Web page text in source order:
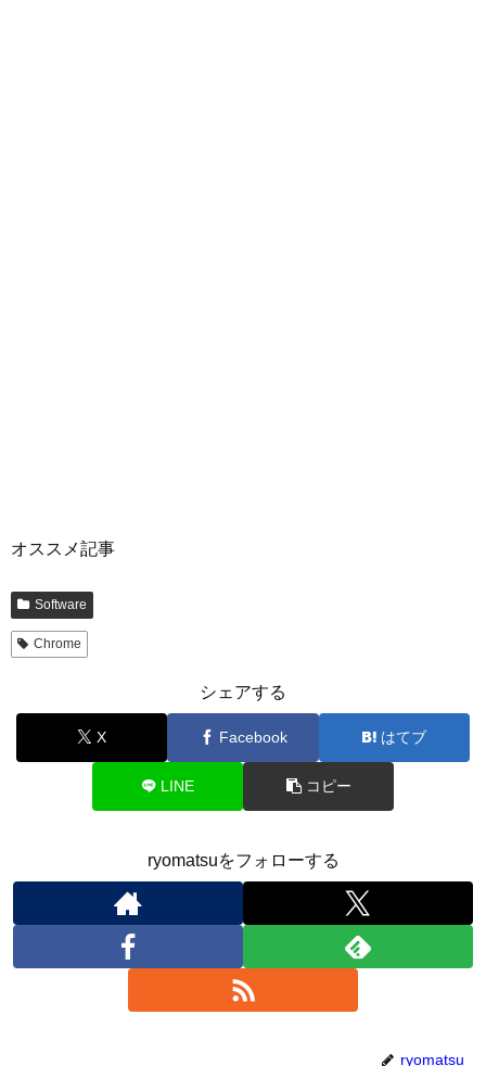
オススメ記事
Software
Chrome
シェアする
X Facebook はてブ
LINE コピー
ryomatsuをフォローする
ryomatsu